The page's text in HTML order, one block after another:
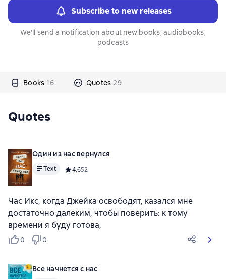
Subscribe to new releases
We'll send a notification about new books, audiobooks,
podcasts
Books 16 Quotes 29
Quotes
Один из нас вернулся
Text Средний рейтинг 4,6 на основе 52 оценок
4,652
Час Икс, когда Джейка освободят, казался мне
достаточно далеким, чтобы поверить: к тому
времени я буду готова,
0 0
Все начнется с нас